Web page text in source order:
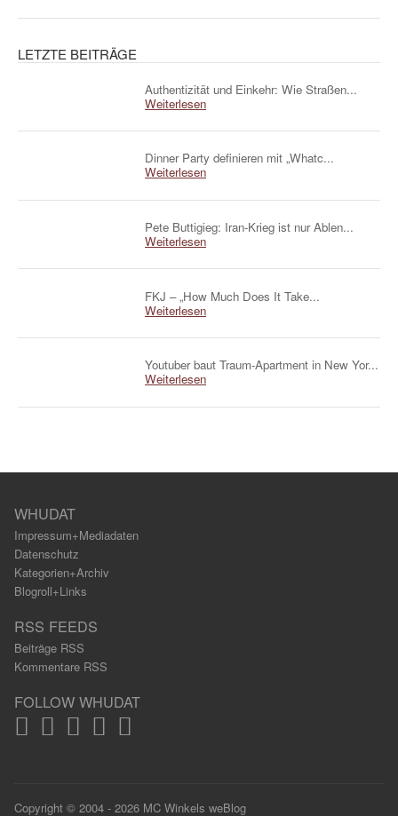
LETZTE BEITRÄGE
Authentizität und Einkehr: Wie Straßen...
Weiterlesen
Dinner Party definieren mit „Whatc...
Weiterlesen
Pete Buttigieg: Iran-Krieg ist nur Ablen...
Weiterlesen
FKJ – „How Much Does It Take...
Weiterlesen
Youtuber baut Traum-Apartment in New Yor...
Weiterlesen
WHUDAT
Impressum+Mediadaten
Datenschutz
Kategorien+Archiv
Blogroll+Links
RSS FEEDS
Beiträge RSS
Kommentare RSS
FOLLOW WHUDAT
Copyright © 2004 - 2026 MC Winkels weBlog